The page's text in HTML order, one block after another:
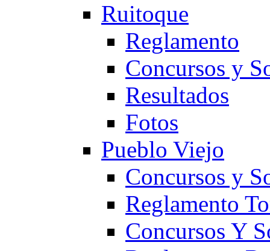
Ruitoque
Reglamento
Concursos y
Resultados
Fotos
Pueblo Viejo
Concursos y
Reglamento
Concursos Y